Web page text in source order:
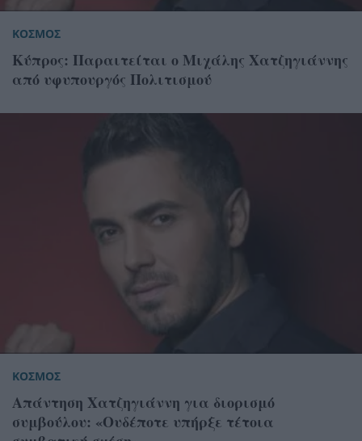
ΚΟΣΜΟΣ
Κύπρος: Παραιτείται ο Μιχάλης Χατζηγιάννης
από υφυπουργός Πολιτισμού
ΚΟΣΜΟΣ
Απάντηση Χατζηγιάννη για διορισμό
συμβούλου: «Ουδέποτε υπήρξε τέτοια